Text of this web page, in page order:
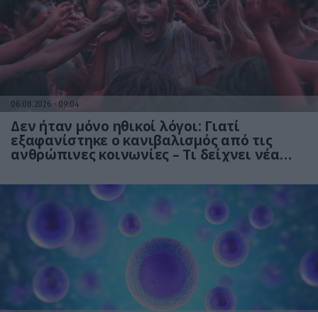
06.08.2026 09:04
Δεν ήταν μόνο ηθικοί λόγοι: Γιατί
εξαφανίστηκε ο κανιβαλισμός από τις
ανθρώπινες κοινωνίες – Τι δείχνει νέα